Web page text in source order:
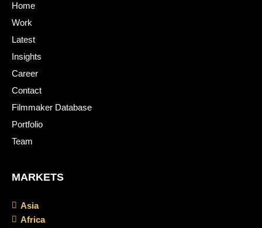
Home
Work
Latest
Insights
Career
Contact
Filmmaker Database
Portfolio
Team
MARKETS
Asia
Africa